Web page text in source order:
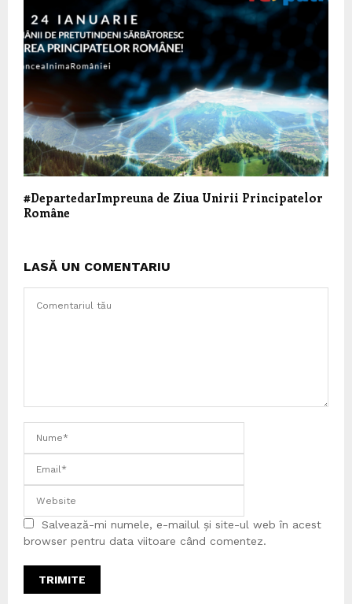
#DepartedarImpreuna de Ziua Unirii Principatelor
Române
LASĂ UN COMENTARIU
Salvează-mi numele, e-mailul și site-ul web în acest
browser pentru data viitoare când comentez.